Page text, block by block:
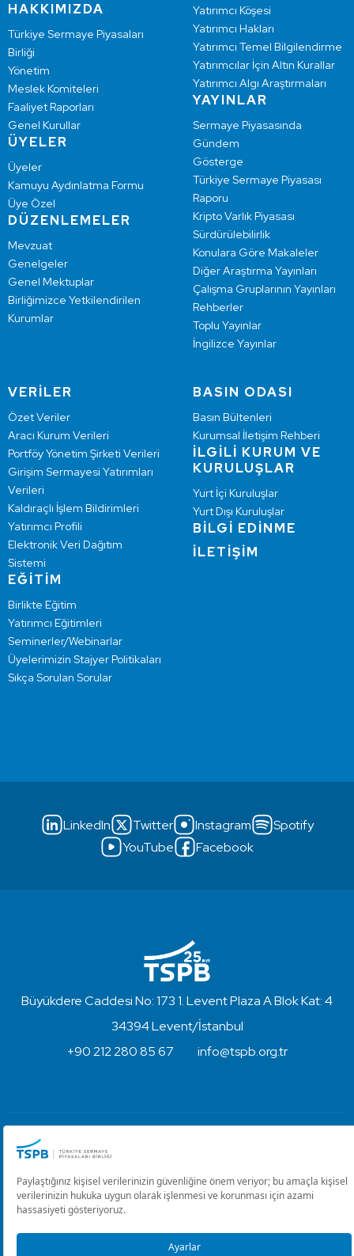
HAKKIMIZDA
Türkiye Sermaye Piyasaları
Birliği
Yönetim
Meslek Komiteleri
Faaliyet Raporları
Genel Kurullar
ÜYELER
Üyeler
Kamuyu Aydınlatma Formu
Üye Özel
DÜZENLEMELER
Mevzuat
Genelgeler
Genel Mektuplar
Birliğimizce Yetkilendirilen
Kurumlar
Yatırımcı Köşesi
Yatırımcı Hakları
Yatırımcı Temel Bilgilendirme
Yatırımcılar İçin Altın Kurallar
Yatırımcı Algı Araştırmaları
YAYINLAR
Sermaye Piyasasında
Gündem
Gösterge
Türkiye Sermaye Piyasası
Raporu
Kripto Varlık Piyasası
Sürdürülebilirlik
Konulara Göre Makaleler
Diğer Araştırma Yayınları
Çalışma Gruplarının Yayınları
Rehberler
Toplu Yayınlar
İngilizce Yayınlar
VERİLER
Özet Veriler
Aracı Kurum Verileri
Portföy Yönetim Şirketi Verileri
Girişim Sermayesi Yatırımları
Verileri
Kaldıraçlı İşlem Bildirimleri
Yatırımcı Profili
Elektronik Veri Dağıtım
Sistemi
EĞİTİM
Birlikte Eğitim
Yatırımcı Eğitimleri
Seminerler/Webinarlar
Üyelerimizin Stajyer Politikaları
Sıkça Sorulan Sorular
BASIN ODASI
Basın Bültenleri
Kurumsal İletişim Rehberi
İLGİLİ KURUM VE
KURULUŞLAR
Yurt İçi Kuruluşlar
Yurt Dışı Kuruluşlar
BİLGİ EDİNME
İLETİŞİM
LinkedIn Twitter Instagram
Spotify
YouTube
Facebook
Büyükdere Caddesi No: 173 1. Levent Plaza A Blok Kat: 4
34394 Levent/İstanbul
+90 212 280 85 67
info@tspb.org.tr
Kullanım Koşulları ve Gizlilik
Çerez Ayarlarını Düzenle